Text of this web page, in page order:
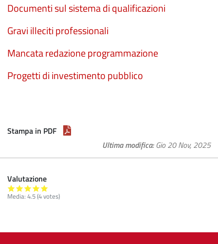
Documenti sul sistema di qualificazioni
Gravi illeciti professionali
Mancata redazione programmazione
Progetti di investimento pubblico
Stampa in PDF
Ultima modifica Gio 20 Nov, 2025
Valutazione
Media: 4.5(4votes)